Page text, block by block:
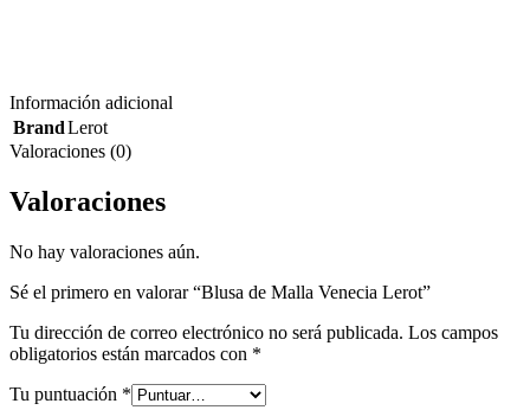
Información adicional
BrandLerot
Valoraciones (0)
Valoraciones
No hay valoraciones aún.
Sé el primero en valorar “Blusa de Malla Venecia Lerot”
Tu dirección de correo electrónico no será publicada. Los campos
obligatorios están marcados con *
Tu puntuación *